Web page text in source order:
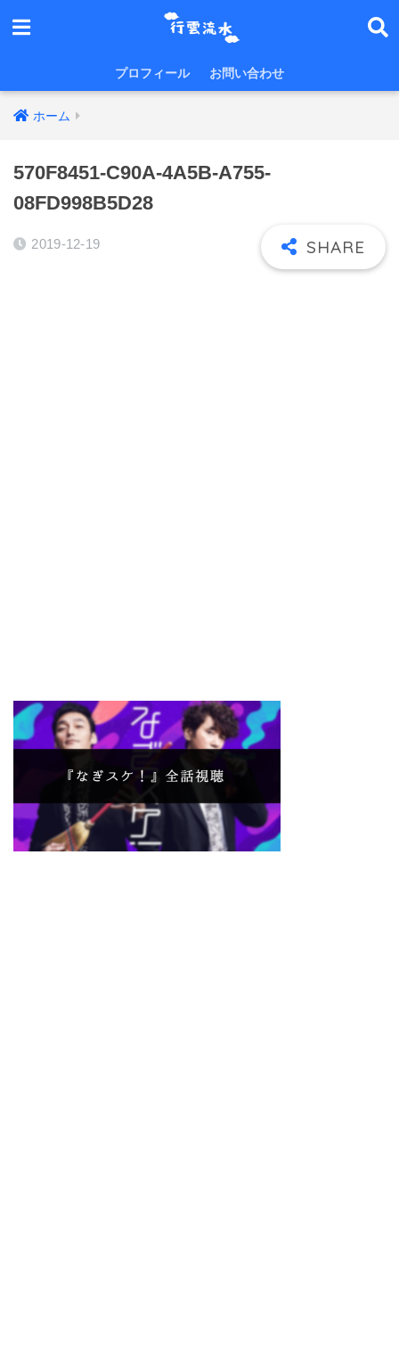
プロフィール お問い合わせ
ホーム
570F8451-C90A-4A5B-A755-
08FD998B5D28
2019-12-19